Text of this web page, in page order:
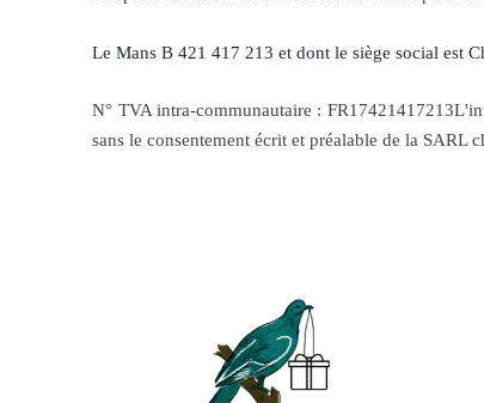
Le Mans B 421 417 213 et dont le siège social est
N° TVA intra-communautaire :
sans le consentement écrit et préalable de la SARL